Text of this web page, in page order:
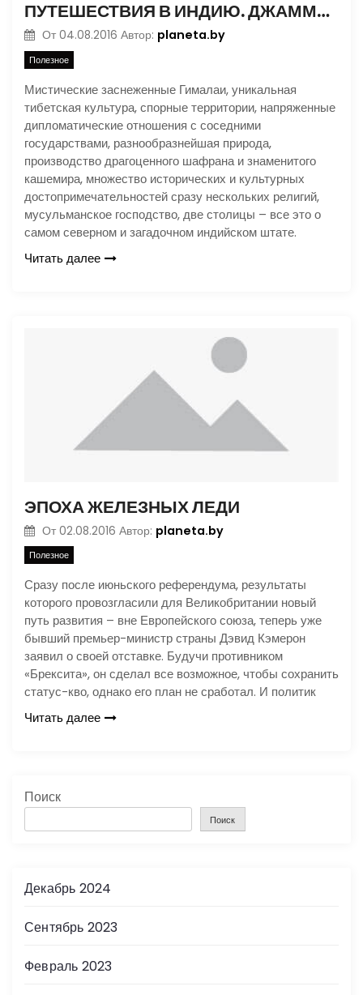
ПУТЕШЕСТВИЯ В ИНДИЮ. ДЖАММУ И КАШМИР – ЖЕМЧУЖИНА ТИБЕТА
От 04.08.2016 Автор: planeta.by
Полезное
Мистические заснеженные Гималаи, уникальная
тибетская культура, спорные территории, напряженные
дипломатические отношения с соседними
государствами, разнообразнейшая природа,
производство драгоценного шафрана и знаменитого
кашемира, множество исторических и культурных
достопримечательностей сразу нескольких религий,
мусульманское господство, две столицы – все это о
самом северном и загадочном индийском штате.
Читать далее
ЭПОХА ЖЕЛЕЗНЫХ ЛЕДИ
От 02.08.2016 Автор: planeta.by
Полезное
Сразу после июньского референдума, результаты
которого провозгласили для Великобритании новый
путь развития – вне Европейского союза, теперь уже
бывший премьер-министр страны Дэвид Кэмерон
заявил о своей отставке. Будучи противником
«Брексита», он сделал все возможное, чтобы сохранить
статус-кво, однако его план не сработал. И политик
Читать далее
Поиск
Поиск
Декабрь 2024
Сентябрь 2023
Февраль 2023